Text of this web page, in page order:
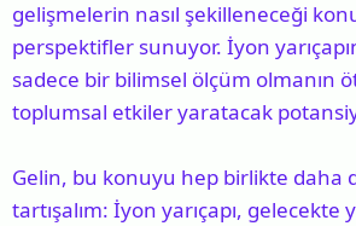
gelişmelerin nasıl şekilleneceği
perspektifler sunuyor. İyon
sadece bir bilimsel ölçüm olmanın
toplumsal etkiler yaratacak
Gelin, bu konuyu hep birlikte daha
tartışalım: İyon yarıçapı, gelecekte